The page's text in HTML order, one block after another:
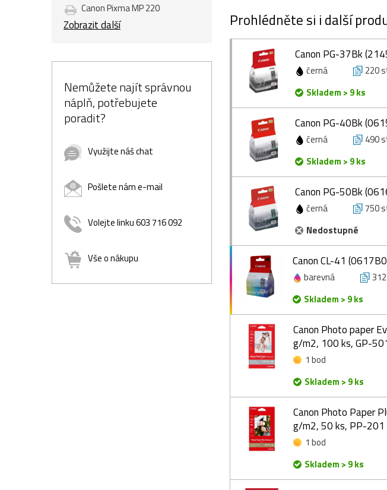
Canon Pixma MP 220
Zobrazit další
Nemůžete najít správnou
náplň, potřebujete
poradit?
Využijte náš chat
Pošlete nám e-mail
Volejte linku 603 716 092
Vše o nákupu
Prohlédněte si i další
Canon PG-37Bk
černá 220
Skladem > 9 ks
Canon PG-40Bk
černá 490
Skladem > 9 ks
Canon PG-50Bk
černá 750
Nedostupné
Canon CL-41
barevná
Skladem > 9 ks
Canon Photo paper
g/m2, 100 ks, GP-
1 bod
Skladem > 9 ks
Canon Photo Paper
g/m2, 50 ks, PP-201
1 bod
Skladem > 9 ks